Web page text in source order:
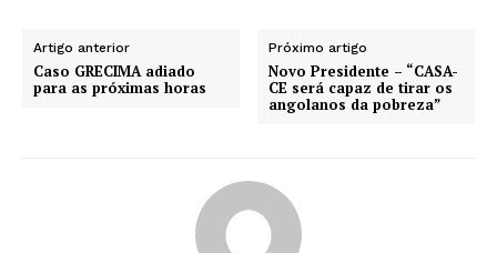
Artigo anterior
Caso GRECIMA adiado
para as próximas horas
Próximo artigo
Novo Presidente – “CASA-
CE será capaz de tirar os
angolanos da pobreza”